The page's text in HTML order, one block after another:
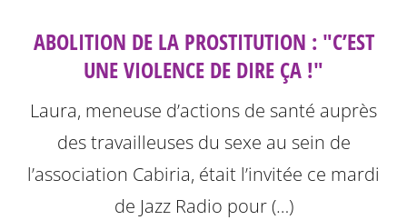
ABOLITION DE LA PROSTITUTION : "C’EST
UNE VIOLENCE DE DIRE ÇA !"
Laura, meneuse d’actions de santé auprès
des travailleuses du sexe au sein de
l’association Cabiria, était l’invitée ce mardi
de Jazz Radio pour (…)